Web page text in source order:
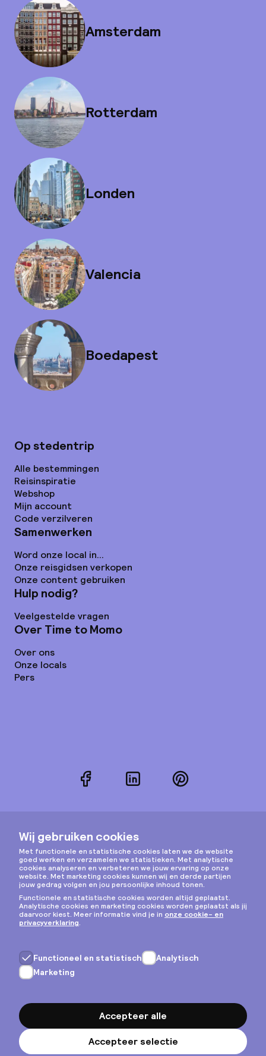
Amsterdam
Rotterdam
Londen
Valencia
Boedapest
Op stedentrip
Alle bestemmingen
Reisinspiratie
Webshop
Mijn account
Code verzilveren
Samenwerken
Word onze local in...
Onze reisgidsen verkopen
Onze content gebruiken
Hulp nodig?
Veelgestelde vragen
Over Time to Momo
Over ons
Onze locals
Pers
FacebookLinkedInPinterest
Instagram
Privacy & cookies
Algemene voorwaarden